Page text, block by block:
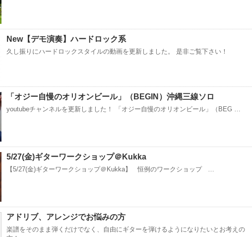
New【デモ演奏】ハードロック系
久し振りにハードロックスタイルの動画を更新しました。 是非ご覧下さい！
「オジー自慢のオリオンビール」（BEGIN）沖縄三線ソロ
youtubeチャンネルを更新しました！ 「オジー自慢のオリオンビール」（BEG …
5/27(金)ギターワークショップ＠Kukka
【5/27(金)ギターワークショップ＠Kukka】 恒例のワークショップ …
アドリブ、アレンジでお悩みの方
楽譜をそのまま弾くだけでなく、自由にギターを弾けるようになりたいとお考えの